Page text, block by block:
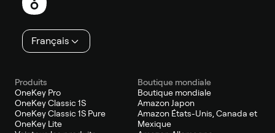
page
Français
Produits
OneKey Pro
OneKey Classic 1S
OneKey Classic 1S Pure
OneKey Lite
Boutique mondiale
Boutique mondiale
Amazon Japon
Amazon États-Unis, Canada et
Mexique